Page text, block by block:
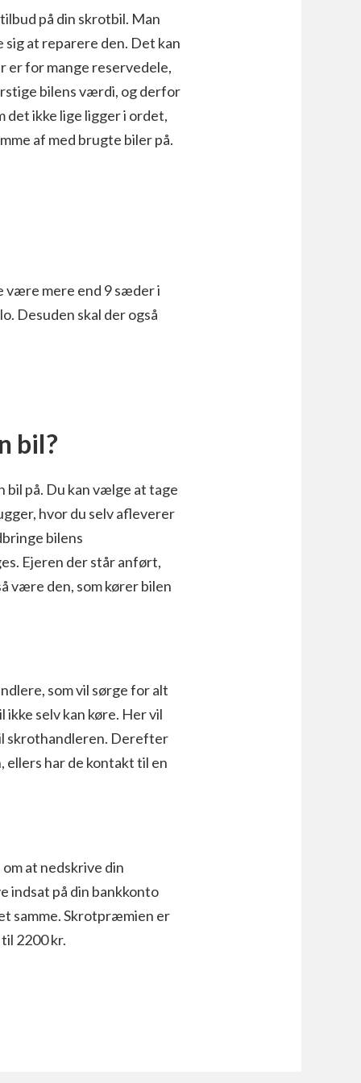
på din skrotbil. Man
at reparere den. Det kan
er for mange reservedele,
bilens værdi, og derfor
ikke lige ligger i ordet,
af med brugte biler på.
være mere end 9 sæder i
Desuden skal der også
bil?
på. Du kan vælge at tage
hvor du selv afleverer
bilens
Ejeren der står anført,
være den, som kører bilen
som vil sørge for alt
selv kan køre. Her vil
skrothandleren. Derefter
har de kontakt til en
at nedskrive din
indsat på din bankkonto
samme. Skrotpræmien er
2200 kr.